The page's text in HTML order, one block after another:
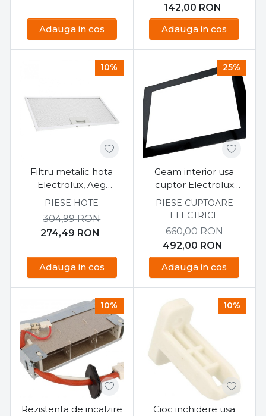
Adauga in cos
142,00 RON
Adauga in cos
10%
Filtru metalic hota
Electrolux, Aeg
377,6X183,5
PIESE HOTE
274,49 RON
304,99RON
Adauga in cos
25%
Geam interior usa
cuptor Electrolux
466,5mmx384,5mm
PIESE CUPTOARE
ELECTRICE
492,00 RON
660,00RON
Adauga in cos
10%
Rezistenta de incalzire
10%
Cioc inchidere usa